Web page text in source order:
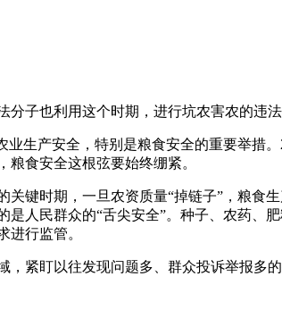
也利用这个时期，进行坑农害农的违法
产安全，特别是粮食安全的重要举措
食安全这根弦要始终绷紧。
时期，一旦农资质量“掉链子”，粮食
人民群众的“舌尖安全”。种子、农药、
进行监管。
盯以往发现问题多、群众投诉举报多